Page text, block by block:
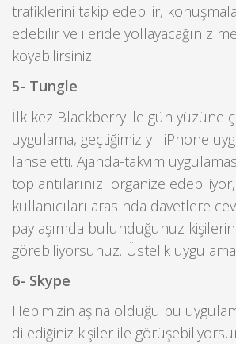
trafiklerini takip edebilir,
edebilir ve ileride yollayacağınız
koyabilirsiniz.
5- Tungle
İlk kez Blackberry ile gün yüzüne
uygulama, geçtiğimiz yıl iPhone
lanse etti. Ajanda-takvim
toplantılarınızı organize
kullanıcıları arasında davetlere
paylaşımda bulunduğunuz kişilerin
görebiliyorsunuz. Üstelik
6- Skype
Hepimizin aşina olduğu bu
dilediğiniz kişiler ile